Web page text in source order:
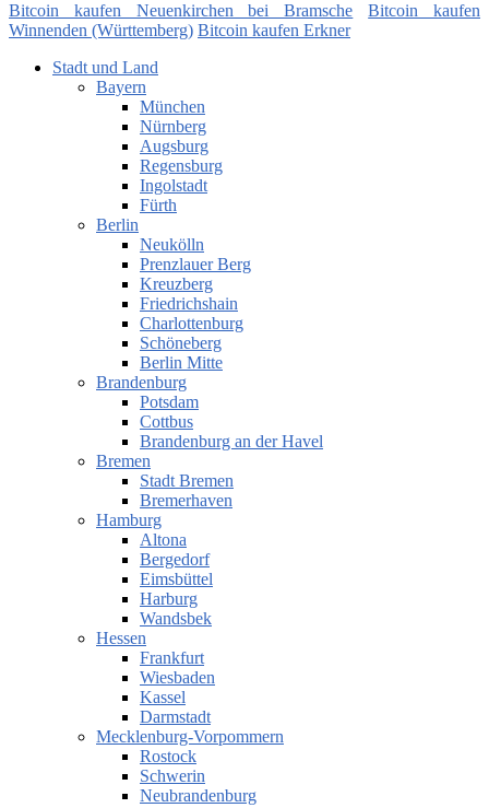
Bitcoin kaufen Neuenkirchen bei Bramsche
Bitcoin kaufen
Winnenden (Württemberg) Bitcoin kaufen Erkner
Stadt und Land
Bayern
München
Nürnberg
Augsburg
Regensburg
Ingolstadt
Fürth
Berlin
Neukölln
Prenzlauer Berg
Kreuzberg
Friedrichshain
Charlottenburg
Schöneberg
Berlin Mitte
Brandenburg
Potsdam
Cottbus
Brandenburg an der Havel
Bremen
Stadt Bremen
Bremerhaven
Hamburg
Altona
Bergedorf
Eimsbüttel
Harburg
Wandsbek
Hessen
Frankfurt
Wiesbaden
Kassel
Darmstadt
Mecklenburg-Vorpommern
Rostock
Schwerin
Neubrandenburg